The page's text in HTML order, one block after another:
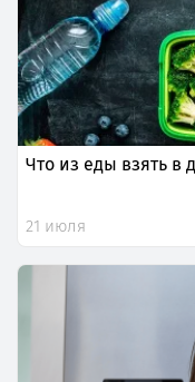
Что из еды взять в
21 июля